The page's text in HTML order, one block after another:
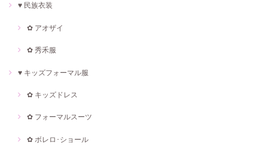
♥ 民族衣装
✿ アオザイ
✿ 秀禾服
♥ キッズフォーマル服
✿ キッズドレス
✿ フォーマルスーツ
✿ ボレロ･ショール